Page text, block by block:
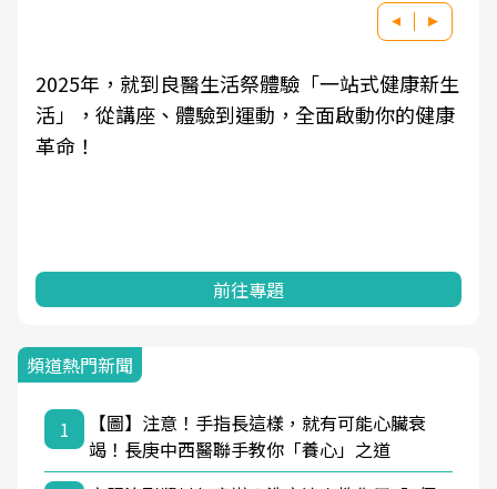
2025年，就到良醫生活祭體驗「一站式健康新生
活」，從講座、體驗到運動，全面啟動你的健康
革命！
前往專題
頻道熱門新聞
1
【圖】注意！手指長這樣，就有可能心臟衰
竭！長庚中西醫聯手教你「養心」之道